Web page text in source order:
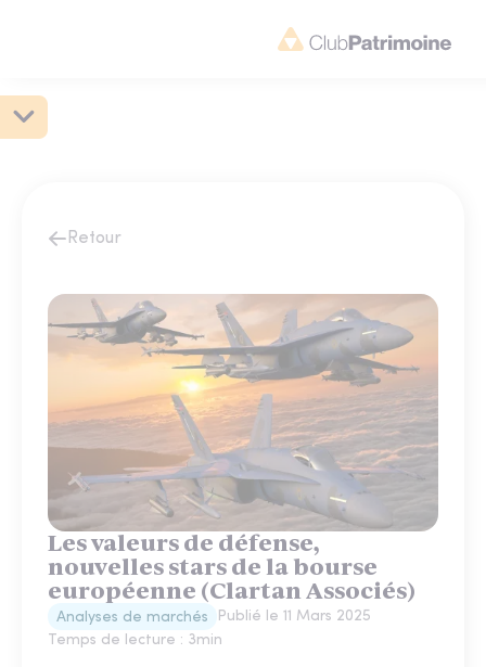
Retour
Les valeurs de défense,
nouvelles stars de la bourse
européenne (Clartan Associés)
Analyses de marchés Publié le 11 Mars 2025
Temps de lecture : 3min